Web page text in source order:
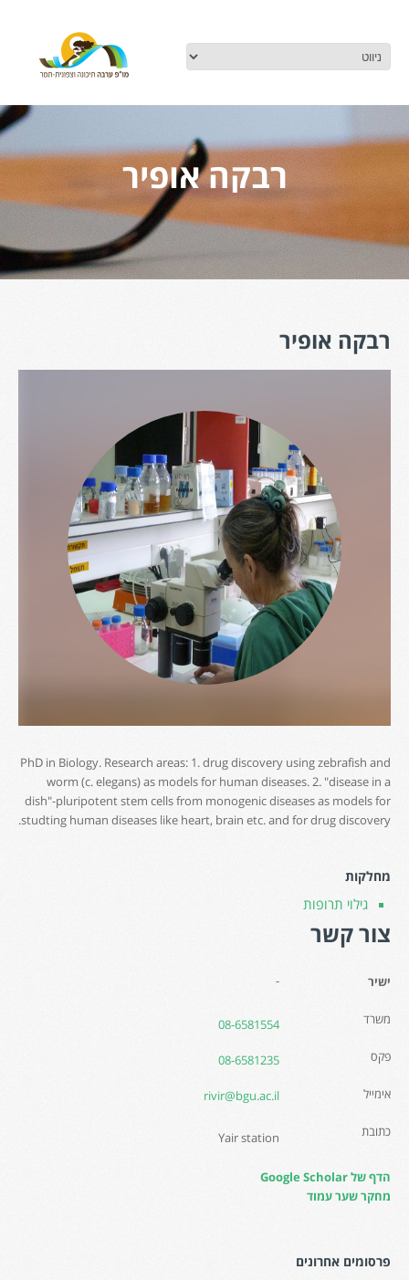
רבקה אופיר
רבקה אופיר
PhD in Biology. Research areas: 1. drug discovery using zebrafish and
worm (c. elegans) as models for human diseases. 2. "disease in a
dish"-pluripotent stem cells from monogenic diseases as models for
studting human diseases like heart, brain etc. and for drug discovery.
מחלקות
גילוי תרופות
צור קשר
ישיר
משרד
פקס
אימייל
כתובת
-
08-6581554
08-6581235
rivir@bgu.ac.il
Yair station
הדף של Google Scholar
מחקר שער עמוד
פרסומים אחרונים